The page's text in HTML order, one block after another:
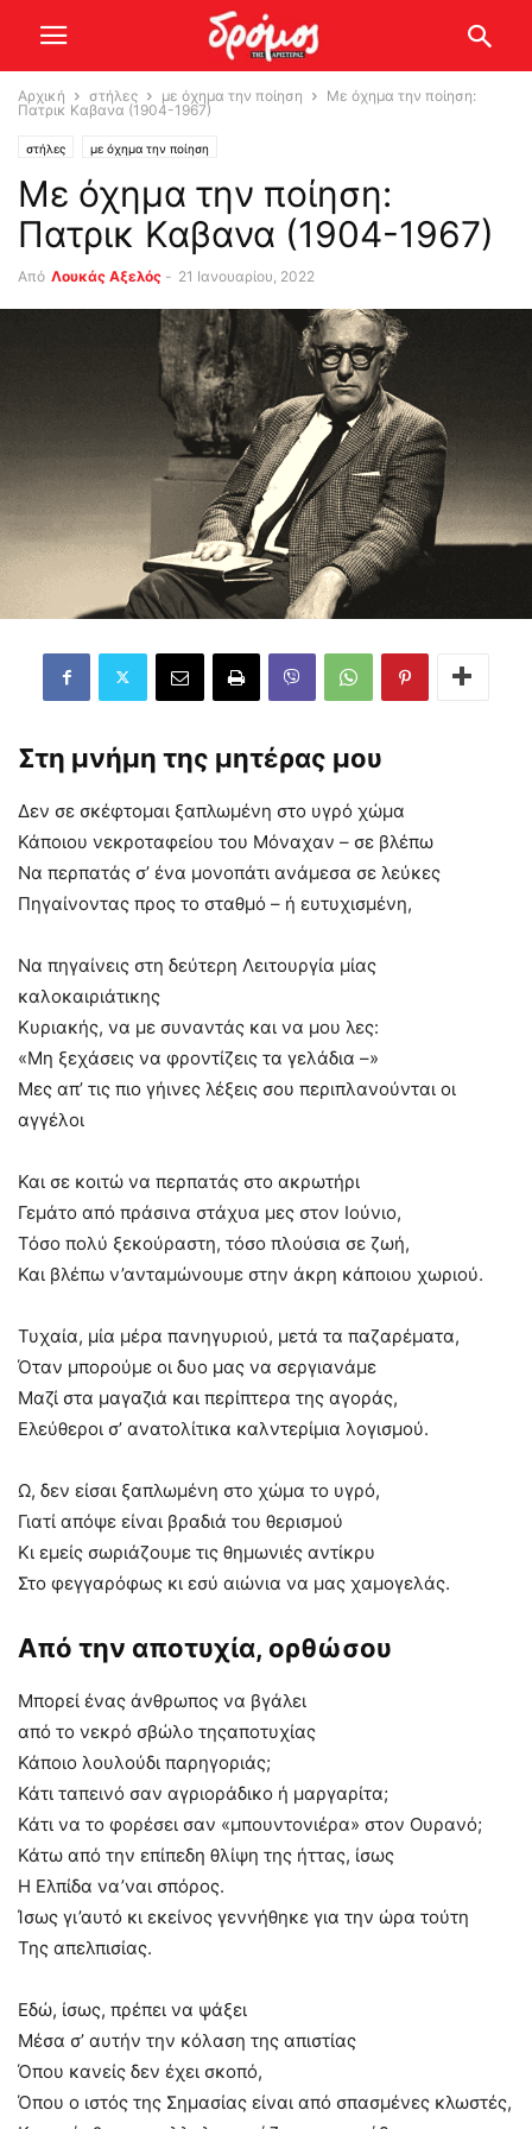
Αρχική στήλες με όχημα την ποίηση
Με όχημα την ποίηση:
Πατρικ Καβανα (1904-1967)
στήλες με όχημα την ποίηση
Με όχημα την ποίηση:
Πατρικ Καβανα (1904-1967)
Από Λουκάς Αξελός - 21 Ιανουαρίου, 2022
Στη μνήμη της μητέρας μου
Δεν σε σκέφτομαι ξαπλωμένη στο υγρό χώμα
Κάποιου νεκροταφείου του Μόναχαν – σε βλέπω
Να περπατάς σ’ ένα μονοπάτι ανάμεσα σε λεύκες
Πηγαίνοντας προς το σταθμό – ή ευτυχισμένη,
Να πηγαίνεις στη δεύτερη Λειτουργία μίας
καλοκαιριάτικης
Κυριακής, να με συναντάς και να μου λες:
«Μη ξεχάσεις να φροντίζεις τα γελάδια –»
Μες απ’ τις πιο γήινες λέξεις σου περιπλανούνται οι
αγγέλοι
Και σε κοιτώ να περπατάς στο ακρωτήρι
Γεμάτο από πράσινα στάχυα μες στον Ιούνιο,
Τόσο πολύ ξεκούραστη, τόσο πλούσια σε ζωή,
Και βλέπω ν’ανταμώνουμε στην άκρη κάποιου χωριού.
Τυχαία, μία μέρα πανηγυριού, μετά τα παζαρέματα,
Όταν μπορούμε οι δυo μας να σεργιανάμε
Μαζί στα μαγαζιά και περίπτερα της αγοράς,
Ελεύθεροι σ’ ανατολίτικα καλντερίμια λογισμού.
Ω, δεν είσαι ξαπλωμένη στο χώμα το υγρό,
Γιατί απόψε είναι βραδιά του θερισμού
Κι εμείς σωριάζουμε τις θημωνιές αντίκρυ
Στο φεγγαρόφως κι εσύ αιώνια να μας χαμογελάς.
Από την αποτυχία, ορθώσου
Μπορεί ένας άνθρωπος να βγάλει
από το νεκρό σβώλο τηςαποτυχίας
Κάποιο λουλούδι παρηγοριάς;
Κάτι ταπεινό σαν αγριοράδικο ή μαργαρίτα;
Κάτι να το φορέσει σαν «μπουντονιέρα» στον Ουρανό;
Κάτω από την επίπεδη θλίψη της ήττας, ίσως
Η Ελπίδα να’ναι σπόρος.
Ίσως γι’αυτό κι εκείνος γεννήθηκε για την ώρα τούτη
Της απελπισίας.
Εδώ, ίσως, πρέπει να ψάξει
Μέσα σ’ αυτήν την κόλαση της απιστίας
Όπου κανείς δεν έχει σκοπό,
Όπου ο ιστός της Σημασίας είναι από σπασμένες κλωστές,